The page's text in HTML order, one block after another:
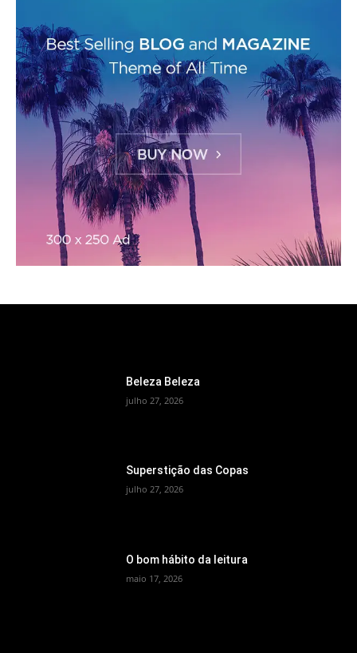
Beleza Beleza
julho 27, 2026
Superstição das Copas
julho 27, 2026
O bom hábito da leitura
maio 17, 2026